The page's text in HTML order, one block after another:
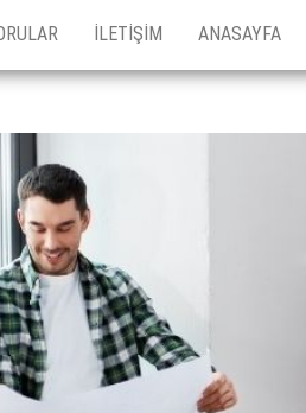
İLETIŞIM ANASAYFA